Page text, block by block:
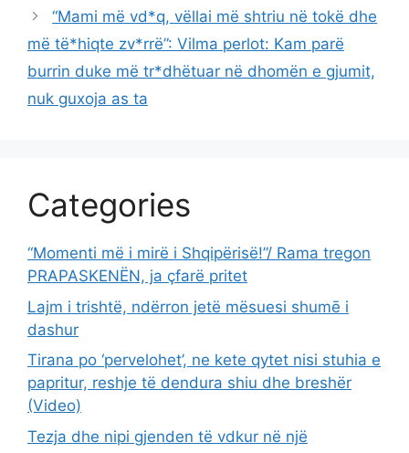
“Mami më vd*q, vëllai më shtriu në tokë dhe
më të*hiqte zv*rrë”: Vilma perlot: Kam parë
burrin duke më tr*dhëtuar në dhomën e gjumit,
nuk guxoja as ta
Categories
“Momenti më i mirë i Shqipërisë!”/ Rama tregon
PRAPASKENËN, ja çfarë pritet
Lajm i trishtë, ndërron jetë mësuesi shumē i
dashur
Tirana po ‘pervelohet’, ne kete qytet nisi stuhia e
papritur, reshje të dendura shiu dhe breshër
(Video)
Tezja dhe nipi gjenden të vdkur në një